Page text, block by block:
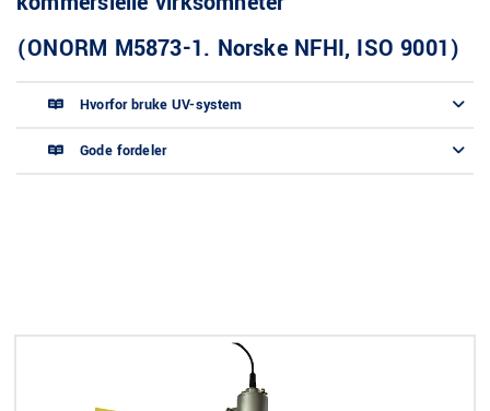
(ONORM M5873-1. Norske NFHI, ISO 9001)
Hvorfor bruke UV-system
Gode fordeler